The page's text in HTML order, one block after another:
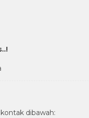
dibawah: